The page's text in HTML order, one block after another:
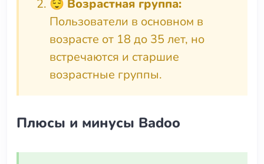
😌 Возрастная группа:
Пользователи в основном в
возрасте от 18 до 35 лет, но
встречаются и старшие
возрастные группы.
Плюсы и минусы Badoo